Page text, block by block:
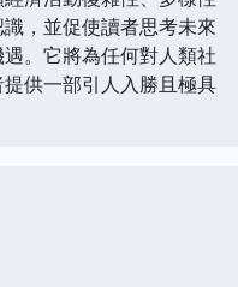
，並促使讀者思考未來
。它將為任何對人類社
供一部引人入勝且極具